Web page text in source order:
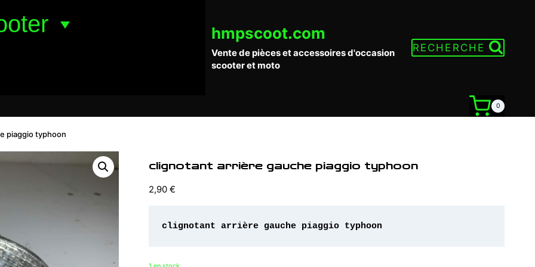
hmpscoot.com
Vente de pièces et accessoires d'occasion
scooter et moto
RECHERCHE
0
piaggio typhoon
clignotant arrière gauche piaggio typhoon
2,90 €
clignotant arrière gauche piaggio typhoon